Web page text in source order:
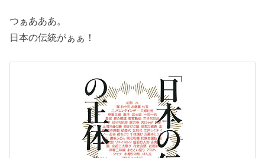
つぁあああ。
日本の伝統がぁぁ！